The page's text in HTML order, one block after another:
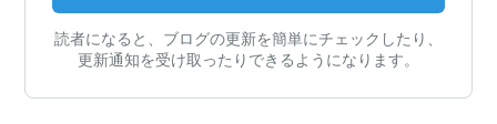
読者になると、ブログの更新を簡単にチェックしたり、
更新通知を受け取ったりできるようになります。